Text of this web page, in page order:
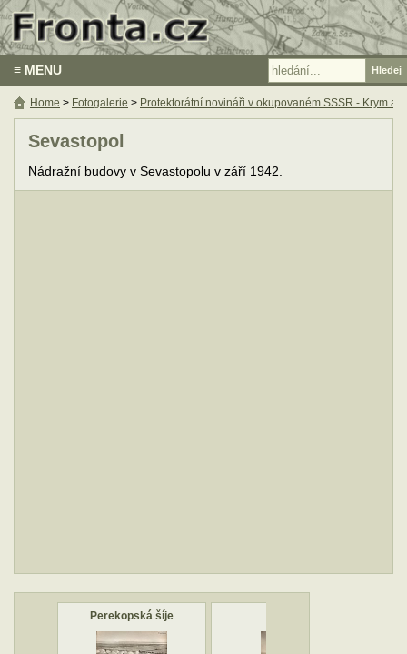
≡ MENU
Sevastopol
Nádražní budovy v Sevastopolu v září 1942.
Perekopská šíje
Home > Fotogalerie > Protektorátní novináři v okupovaném SSSR - Krym a